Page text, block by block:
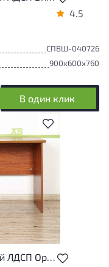
4.5
СПВШ-040726
900x600x760
В один клик
В избранное
на
Стол прямоугольный ЛДСП Орех